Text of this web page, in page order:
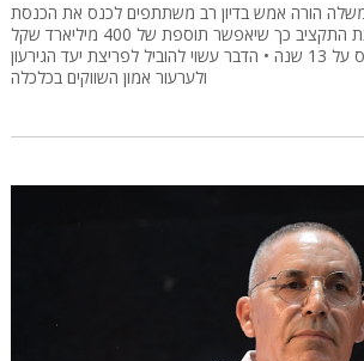
הורה אמש בדיון רב משתתפים לכנס את הכנסת
כדי להצביע על פריצת התקציב כך שיאפשר תוספת של 400 מיליארד שקל
לרכש הצבא, שתיפרס על 13 שנה • הדבר עשוי להוביל לפריצת יעד הגירעון
ולערעור אמון השווקים בכלכלה